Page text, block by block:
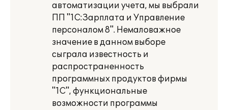
автоматизации учета, мы выбрали
ПП "1С:Зарплата и Управление
персоналом 8". Немаловажное
значение в данном выборе
сыграла известность и
распространенность
программных продуктов фирмы
"1С", функциональные
возможности программы